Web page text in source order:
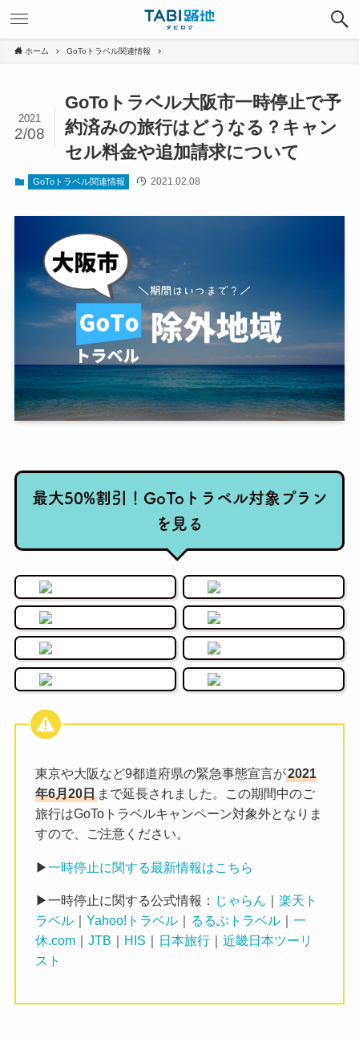
ホーム GoToトラベル関連情報
GoToトラベル大阪市一時停止で予
約済みの旅行はどうなる？キャン
セル料金や追加請求について
2021
2/08
GoToトラベル関連情報 2021.02.08
最大50%割引！GoToトラベル対象プラン
を見る
東京や大阪など9都道府県の緊急事態宣言が2021
年6月20日 まで延長されました。この期間中のご
旅行はGoToトラベルキャンペーン対象外となりま
すので、ご注意ください。
▶一時停止に関する最新情報はこちら
▶一時停止に関する公式情報： じゃらん ｜楽天ト
ラベル ｜Yahoo!トラベル ｜ るるぶトラベル ｜一
休.com ｜JTB ｜ HIS ｜ 日本旅行 ｜近畿日本ツーリ
スト